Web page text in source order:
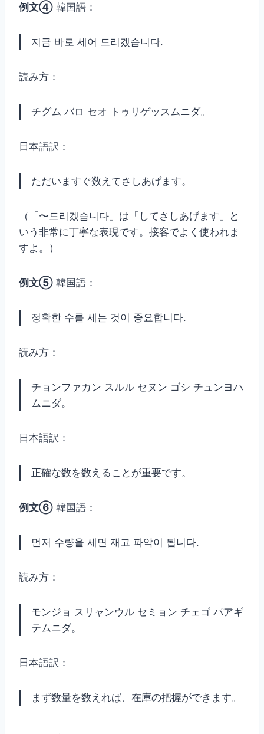
例文④ 韓国語：
지금 바로 세어 드리겠습니다.
読み方：
チグム バロ セオ トゥリゲッスムニダ。
日本語訳：
ただいますぐ数えてさしあげます。
（「〜드리겠습니다」は「してさしあげます」と
いう非常に丁寧な表現です。接客でよく使われま
すよ。）
例文⑤ 韓国語：
정확한 수를 세는 것이 중요합니다.
読み方：
チョンファカン スルル セヌン ゴシ チュンヨハ
ムニダ。
日本語訳：
正確な数を数えることが重要です。
例文⑥ 韓国語：
먼저 수량을 세면 재고 파악이 됩니다.
読み方：
モンジョ スリャンウル セミョン チェゴ パアギ
テムニダ。
日本語訳：
まず数量を数えれば、在庫の把握ができます。